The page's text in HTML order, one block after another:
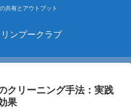
共有とアウトプット
ンプークラブ
クリーニング手法：実践
果